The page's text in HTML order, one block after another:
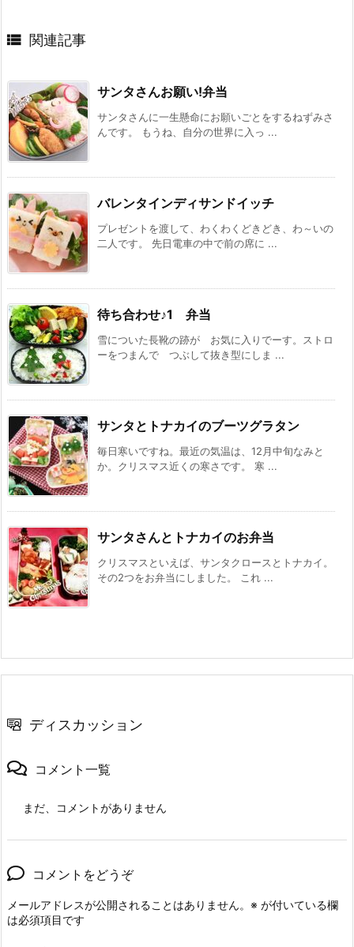
 関連記事
サンタさんお願い!弁当
サンタさんに一生懸命にお願いごとをするねずみさ
んです。 もうね、自分の世界に入っ ...
バレンタインディサンドイッチ
プレゼントを渡して、わくわくどきどき、わ～いの
二人です。 先日電車の中で前の席に ...
待ち合わせ♪1 弁当
雪についた長靴の跡が お気に入りでーす。ストロ
ーをつまんで つぶして抜き型にしま ...
サンタとトナカイのブーツグラタン
毎日寒いですね。最近の気温は、12月中旬なみと
か。クリスマス近くの寒さです。 寒 ...
サンタさんとトナカイのお弁当
クリスマスといえば、サンタクロースとトナカイ。
その2つをお弁当にしました。 これ ...
ディスカッション
コメント一覧
まだ、コメントがありません
コメントをどうぞ
メールアドレスが公開されることはありません。 ※ が付いている欄
は必須項目です